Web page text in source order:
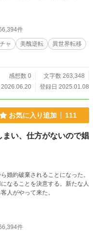
転
件
ャ 美醜逆転
異世界転移
感想数 0
文字数 263,348
登録日 2025.01.08
お気に入り追加 111
い、仕方がないので娼
婚約破棄されることになった。
なることを決意する。新たな人
人がやって来た。
件